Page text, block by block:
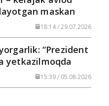
maskan
18:14 / 29.07.2026
“Prezident
yetkazilmoqda
15:39 / 05.08.2026